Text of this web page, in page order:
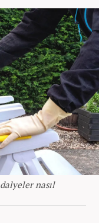
nasıl